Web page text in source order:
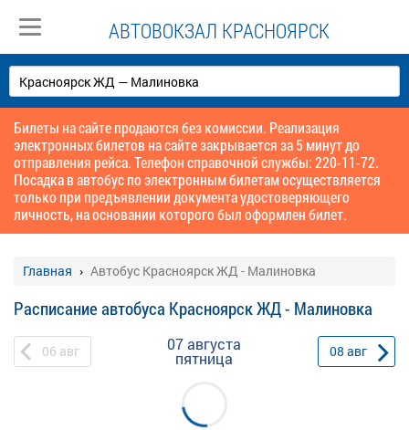
АВТОВОКЗАЛ КРАСНОЯРСК
Билеты на сайте продаются без комиссии. Реализация
электронных билетов на сайте закрывается за 5 минут до
отправления рейса. Телефон справочной службы: 220-11-72.
Посадка в автобус по электронным билетам осуществляется
только при предъявлении документа удостоверяющего
личность, на основании которого был оформлен билет.
Главная Автобус Красноярск ЖД - Малиновка
Расписание автобуса Красноярск ЖД - Малиновка
06 авг 07 августа
пятница 08 авг